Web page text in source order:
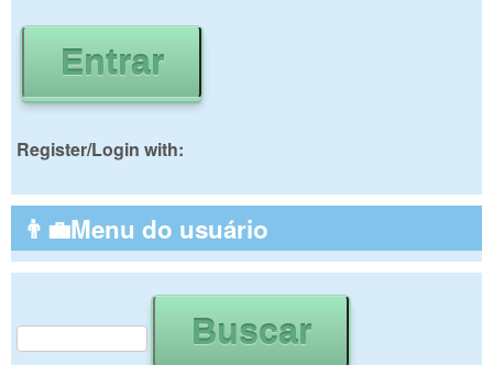
Register/Login with:
👨‍💼Menu do usuário
Formulário de busca